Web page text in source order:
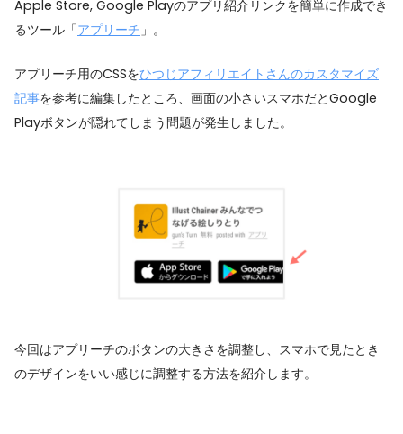
Apple Store, Google Playのアプリ紹介リンクを簡単に作成でき
るツール「アプリーチ」。
アプリーチ用のCSSをひつじアフィリエイトさんのカスタマイズ
記事を参考に編集したところ、画面の小さいスマホだとGoogle
Playボタンが隠れてしまう問題が発生しました。
今回はアプリーチのボタンの大きさを調整し、スマホで見たとき
のデザインをいい感じに調整する方法を紹介します。